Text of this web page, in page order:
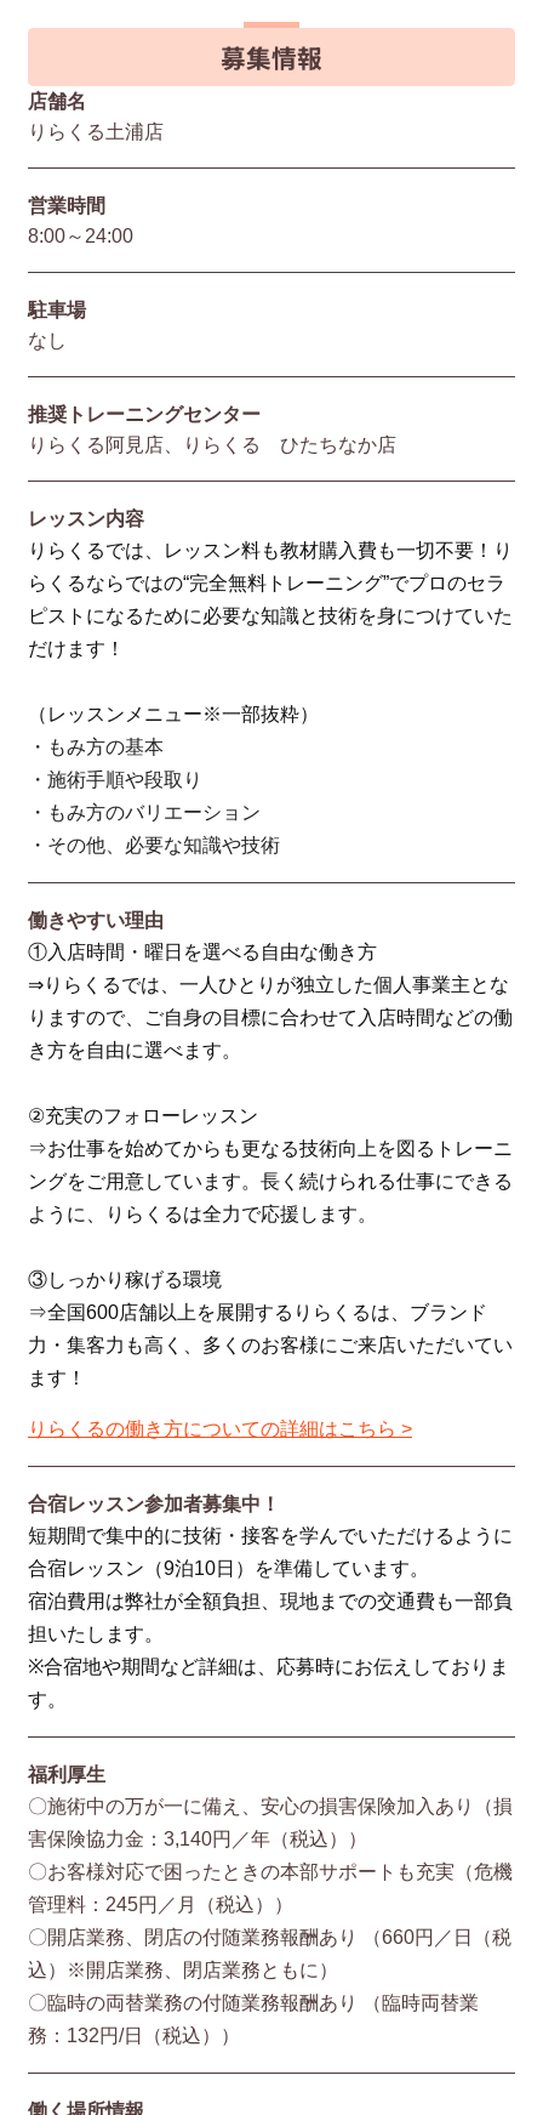
募集情報
店舗名
りらくる土浦店
営業時間
8:00～24:00
駐⾞場
なし
推奨トレーニングセンター
りらくる阿見店、りらくる ひたちなか店
レッスン内容
りらくるでは、レッスン料も教材購入費も一切不要！り
らくるならではの“完全無料トレーニング”でプロのセラ
ピストになるために必要な知識と技術を身につけていた
だけます！
（レッスンメニュー※一部抜粋）
・もみ方の基本
・施術手順や段取り
・もみ方のバリエーション
・その他、必要な知識や技術
働きやすい理由
①入店時間・曜日を選べる自由な働き方
⇒りらくるでは、一人ひとりが独立した個人事業主とな
りますので、ご自身の目標に合わせて入店時間などの働
き方を自由に選べます。
②充実のフォローレッスン
⇒お仕事を始めてからも更なる技術向上を図るトレーニ
ングをご用意しています。長く続けられる仕事にできる
ように、りらくるは全力で応援します。
③しっかり稼げる環境
⇒全国600店舗以上を展開するりらくるは、ブランド
力・集客力も高く、多くのお客様にご来店いただいてい
ます！
りらくるの働き方についての詳細はこちら >
合宿レッスン参加者募集中！
短期間で集中的に技術・接客を学んでいただけるように
合宿レッスン（9泊10日）を準備しています。
宿泊費用は弊社が全額負担、現地までの交通費も一部負
担いたします。
※合宿地や期間など詳細は、応募時にお伝えしておりま
す。
福利厚生
〇施術中の万が一に備え、安心の損害保険加入あり（損
害保険協⼒⾦：3,140円／年（税込））
〇お客様対応で困ったときの本部サポートも充実（危機
管理料：245円／月（税込））
〇開店業務、閉店の付随業務報酬あり （660円／⽇（税
込）※開店業務、閉店業務ともに）
〇臨時の両替業務の付随業務報酬あり （臨時両替業
務：132円/⽇（税込））
働く場所情報